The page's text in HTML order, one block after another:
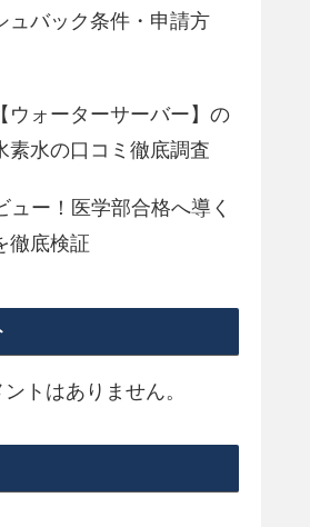
ュバック条件・申請方
ウォーターサーバー】の
素水の口コミ徹底調査
ュー！医学部合格へ導く
徹底検証
トはありません。